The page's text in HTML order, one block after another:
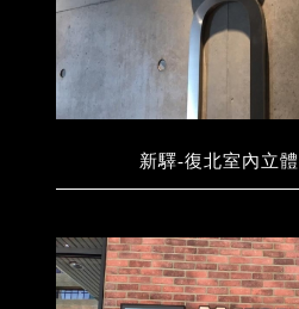
新驛-復北室內立